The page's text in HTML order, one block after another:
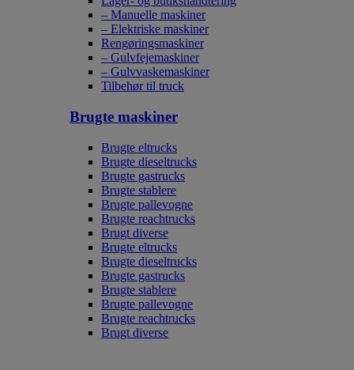
– Manuelle maskiner
– Elektriske maskiner
Rengøringsmaskiner
– Gulvfejemaskiner
– Gulvvaskemaskiner
Tilbehør til truck
Brugte maskiner
Brugte eltrucks
Brugte dieseltrucks
Brugte gastrucks
Brugte stablere
Brugte pallevogne
Brugte reachtrucks
Brugt diverse
Brugte eltrucks
Brugte dieseltrucks
Brugte gastrucks
Brugte stablere
Brugte pallevogne
Brugte reachtrucks
Brugt diverse